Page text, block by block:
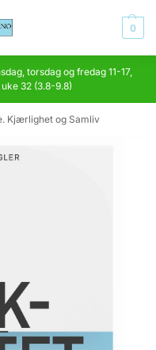
0
torsdag og fredag 11-17,
32 (3.8-9.8)
Kjærlighet og Samliv